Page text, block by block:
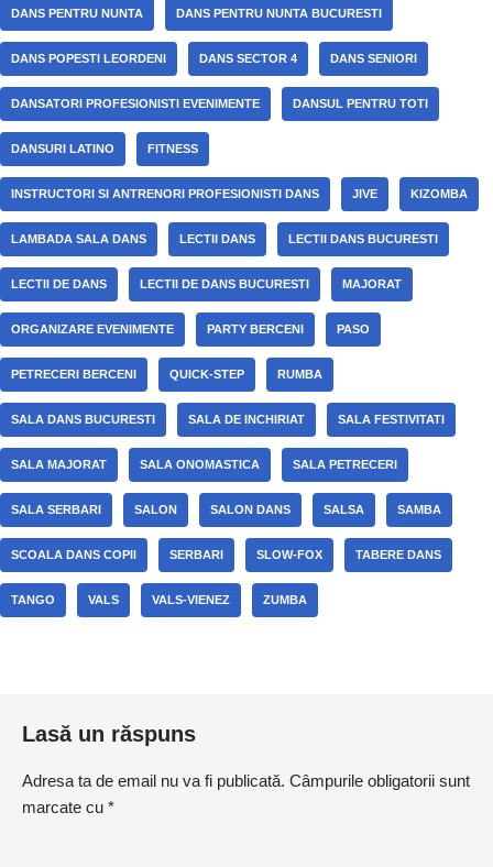
DANS PENTRU NUNTA DANS PENTRU NUNTA BUCURESTI
DANS POPESTI LEORDENI DANS SECTOR 4 DANS SENIORI
DANSATORI PROFESIONISTI EVENIMENTE DANSUL PENTRU TOTI
DANSURI LATINO FITNESS
INSTRUCTORI SI ANTRENORI PROFESIONISTI DANS JIVE KIZOMBA
LAMBADA SALA DANS LECTII DANS LECTII DANS BUCURESTI
LECTII DE DANS LECTII DE DANS BUCURESTI MAJORAT
ORGANIZARE EVENIMENTE PARTY BERCENI PASO
PETRECERI BERCENI QUICK-STEP RUMBA
SALA DANS BUCURESTI SALA DE INCHIRIAT SALA FESTIVITATI
SALA MAJORAT SALA ONOMASTICA SALA PETRECERI
SALA SERBARI SALON SALON DANS SALSA SAMBA
SCOALA DANS COPII SERBARI SLOW-FOX TABERE DANS
TANGO VALS VALS-VIENEZ ZUMBA
Lasă un răspuns
Adresa ta de email nu va fi publicată. Câmpurile obligatorii sunt
marcate cu *